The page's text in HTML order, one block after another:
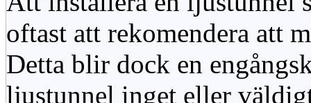
oftast att rekomendera att
Detta blir dock en
ljustunnel inget eller